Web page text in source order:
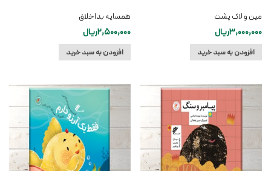
مین و لاک پشت
3,000,000ریال
افزودن به سبد خرید
همسایه بداخلاق
2,500,000ریال
افزودن به سبد خرید